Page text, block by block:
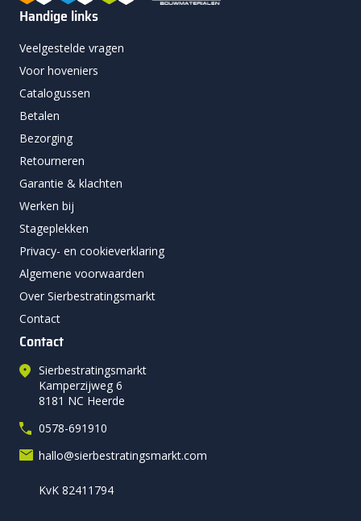
Handige links
Veelgestelde vragen
Voor hoveniers
Catalogussen
Betalen
Bezorging
Retourneren
Garantie & klachten
Werken bij
Stageplekken
Privacy- en cookieverklaring
Algemene voorwaarden
Over Sierbestratingsmarkt
Contact
Contact
Sierbestratingsmarkt
Kamperzijweg 6
8181 NC Heerde
0578-691910
hallo@sierbestratingsmarkt.com
KvK 82411794